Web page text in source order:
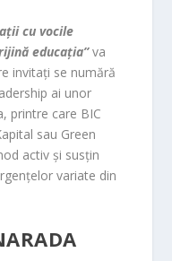
cu vocile
educația”va
invitați se numără
ai unor
printre care BIC
sau Green
activ și susțin
variate din